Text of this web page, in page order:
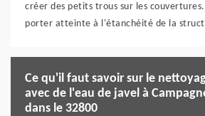
créer des petits trous sur les
porter atteinte à l'étanchéité de la
Ce qu'il faut savoir sur le
avec de l'eau de javel à
dans le 32800